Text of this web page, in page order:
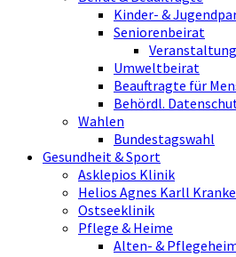
Kinder- &
Seniorenbeirat
Umweltbeirat
Beauftragte für
Behördl.
Wahlen
Bundestagswahl
Gesundheit & Sport
Asklepios Klinik
Helios Agnes Karll
Ostseeklinik
Pflege & Heime
Alten- &